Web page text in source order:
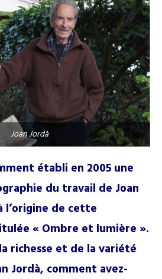
Joan Jordà
établi en 2005 une
du travail de Joan
l’origine de cette
« Ombre et lumière ».
richesse et de la variété
Jordà, comment avez-